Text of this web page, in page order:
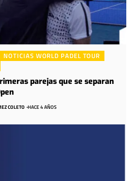
NOTICIAS WORLD PADEL TOUR
parejas que se separan
COLETO HACE 4 AÑOS